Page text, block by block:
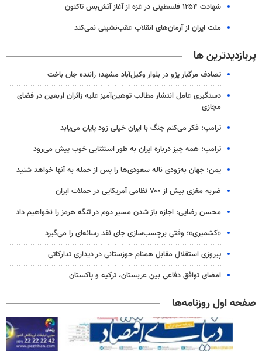
شهادت ۱۲۵۴ فلسطینی در غزه از آغاز آتش‌بس تاکنون
ملت ایران از آرمان‌های انقلاب عقب‌نشینی نمی‌کند
پربازدیدترین ها
تصادف مرگبار پژو در بلوار وکیل‌آباد مشهد؛ راننده جان باخت
دستگیری عامل انتشار مطالب توهین‌آمیز علیه زائران اربعین در فضای
مجازی
ترامپ: فکر می‌کنم جنگ با ایران خیلی زود پایان می‌یابد
ترامپ: همه چیز درباره ایران به طور استثنایی خوب پیش می‌رود
یمن: جهان به‌زودی ناله سعودی‌ها را پس از حمله به آنها خواهد شنید
ضربه مغزی بیش از ۷۰۰ نظامی آمریکایی در حملات ایران
محسن رضایی: اجازه باز شدن مسیر دوم در تنگه هرمز را نخواهیم داد
«کشمیری»؛ وقتی برچسب‌سازی جای نقد رسانه‌ای را می‌گیرد
پیروزی استقلال مقابل همنام خوزستانی در دیداری تدارکاتی
امضای توافق دفاعی بین عربستان، ترکیه و پاکستان
صفحه اول روزنامه‌ها